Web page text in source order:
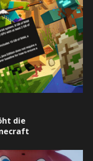
die